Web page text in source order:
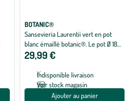
BOTANIC®
Sansevieria Laurentii vert en pot
blanc émaillé botanic®. Le pot Ø 18
cm
29,99 €
Indisponible livraison
Voir stock magasin
Ajouter au panier